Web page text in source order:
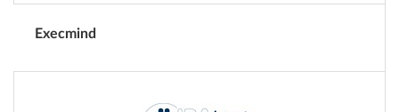
Execmind